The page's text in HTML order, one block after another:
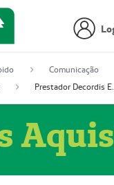
Comunicação
Prestador